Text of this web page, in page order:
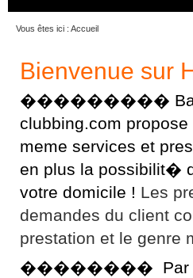
Vous êtes ici : Accueil
Bienvenue sur
��������� Bas�
clubbing.com
meme services et
en plus la possibilit�
votre domicile ! Les
demandes du client
prestation et le genre
�������� Par